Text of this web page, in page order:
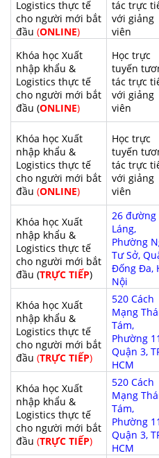
Logistics thực tế
cho người mới bắt
đầu (ONLINE)
tác trực
với giảng
viên
Khóa học Xuất
nhập khẩu &
Logistics thực tế
cho người mới bắt
đầu (ONLINE)
Học trực
tuyến
tác trực
với giảng
viên
Khóa học Xuất
nhập khẩu &
Logistics thực tế
cho người mới bắt
đầu (ONLINE)
Học trực
tuyến
tác trực
với giảng
viên
Khóa học Xuất
nhập khẩu &
Logistics thực tế
cho người mới bắt
đầu (TRỰC TIẾP)
26 đường
Láng,
Phường
Tư Sở,
Đống Đa,
Nội
Khóa học Xuất
nhập khẩu &
Logistics thực tế
cho người mới bắt
đầu (TRỰC TIẾP)
520 Cách
Mạng
Tám,
Phường
Quận 3,
HCM
Khóa học Xuất
nhập khẩu &
Logistics thực tế
cho người mới bắt
đầu (TRỰC TIẾP)
520 Cách
Mạng
Tám,
Phường
Quận 3,
HCM